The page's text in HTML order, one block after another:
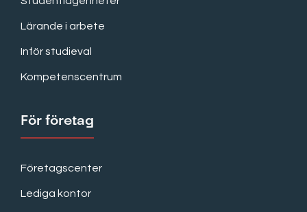
Lärande i arbete
Inför studieval
Kompetenscentrum
För företag
Företagscenter
Lediga kontor